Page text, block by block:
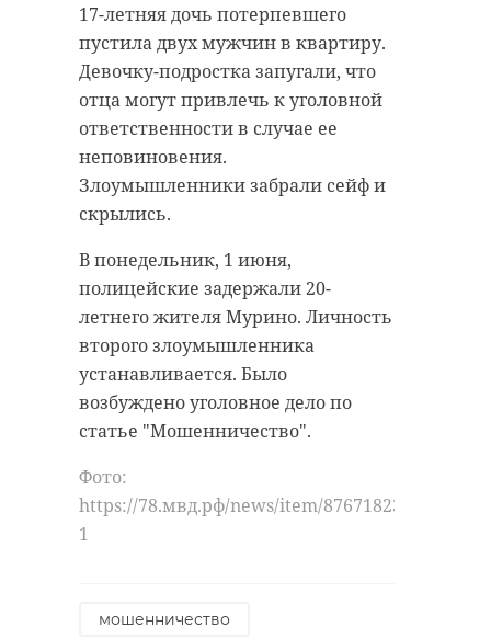
17-летняя дочь потерпевшего
пустила двух мужчин в квартиру.
Девочку-подростка запугали, что
отца могут привлечь к уголовной
ответственности в случае ее
неповиновения.
Злоумышленники забрали сейф и
скрылись.
В понедельник, 1 июня,
полицейские задержали 20-
летнего жителя Мурино. Личность
второго злоумышленника
устанавливается. Было
возбуждено уголовное дело по
статье "Мошенничество".
Фото:
https://78.мвд.рф/news/item/87671823/#gallery-
1
мошенничество